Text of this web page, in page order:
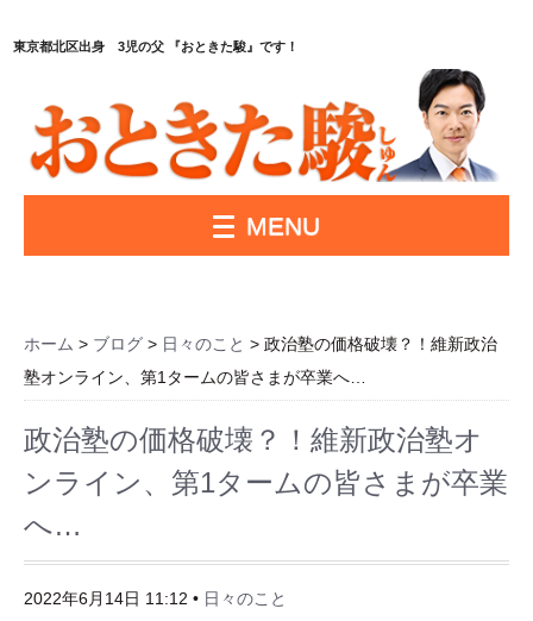
東京都北区出身 3児の父 『おときた駿』です！
MENU
ホーム > ブログ > 日々のこと > 政治塾の価格破壊？！維新政治
塾オンライン、第1タームの皆さまが卒業へ…
政治塾の価格破壊？！維新政治塾オ
ンライン、第1タームの皆さまが卒業
へ…
2022年6月14日 11:12 • 日々のこと